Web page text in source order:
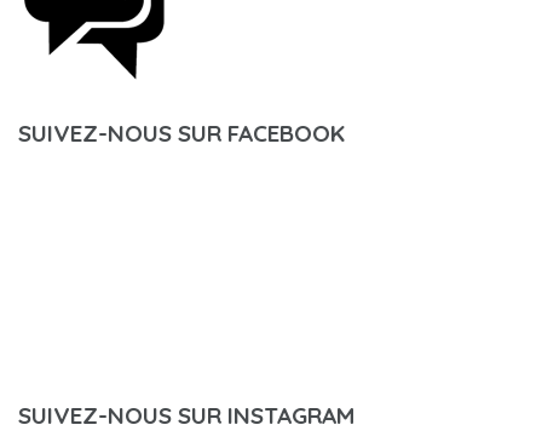
SUIVEZ-NOUS SUR FACEBOOK
SUIVEZ-NOUS SUR INSTAGRAM